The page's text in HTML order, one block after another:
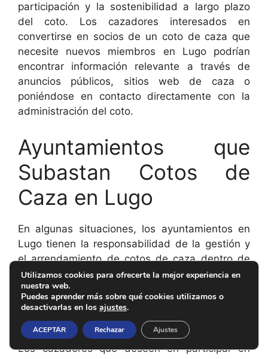
participación y la sostenibilidad a largo plazo
del coto. Los cazadores interesados en
convertirse en socios de un coto de caza que
necesite nuevos miembros en Lugo podrían
encontrar información relevante a través de
anuncios públicos, sitios web de caza o
poniéndose en contacto directamente con la
administración del coto.
Ayuntamientos que
Subastan Cotos de
Caza en Lugo
En algunas situaciones, los ayuntamientos en
Lugo tienen la responsabilidad de la gestión y
el arrendamiento de cotos de caza dentro de
su jurisdicción. En ciertos casos, estos
ayuntamientos podrían decidir subastar los
derechos de caza en determinados cotos a
través de un proceso de licitación público.
Los cazadores que deseen en participar en
Utilizamos cookies para ofrecerte la mejor experiencia en
nuestra web.
Puedes aprender más sobre qué cookies utilizamos o
desactivarlas en los ajustes.
ACEPTAR Rechazar Ajustes